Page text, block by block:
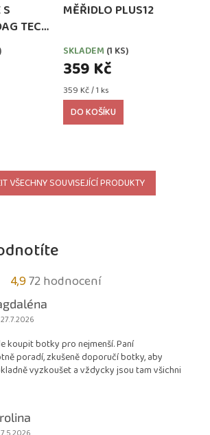
TECH
MĚŘIDLO PLUS12
SKLADEM (1 KS)
359 Kč
Měrná
cena:
359 Kč / 1 ks
DO KOŠÍKU
VŠECHNY SOUVISEJÍCÍ PRODUKTY
4,9Průměrné
hodnocení
obchodu
4,9
z
72 hodnocení
obchodu je 5 z 5 hvězdiček.
27.7.2026
koupit botky pro nejmenší. Paní
poradí, zkušeně doporučí botky, aby
vyzkoušet a vždycky jsou tam všichni